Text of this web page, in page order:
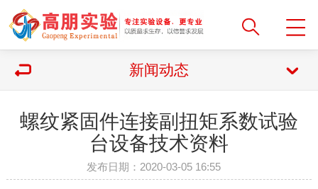
新闻动态
螺纹紧固件连接副扭矩系数试验
台设备技术资料
发布日期：2020-03-05 16:55